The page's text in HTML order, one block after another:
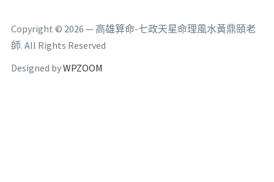
Copyright © 2026 — 高雄算命-七政天星命理風水黃鼎頤老
師. All Rights Reserved
Designed byWPZOOM